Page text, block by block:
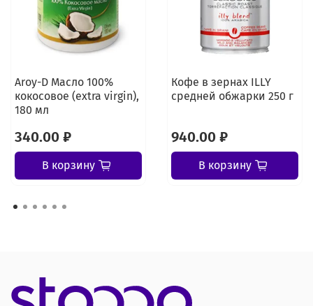
Aroy-D Масло 100%
кокосовое (extra virgin),
180 мл
340.00 ₽
В корзину
Кофе в зернах ILLY
средней обжарки 250 г
940.00 ₽
В корзину